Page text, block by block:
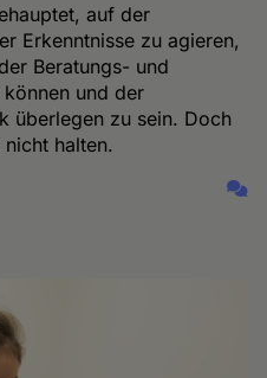
auf der
Erkenntnisse zu agieren,
Beratungs- und
und der
überlegen zu sein. Doch
halten.